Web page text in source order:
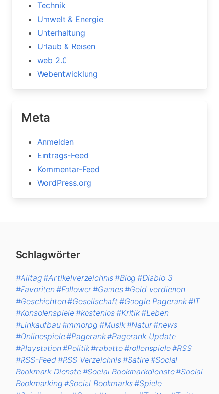
Technik
Umwelt & Energie
Unterhaltung
Urlaub & Reisen
web 2.0
Webentwicklung
Meta
Anmelden
Eintrags-Feed
Kommentar-Feed
WordPress.org
Schlagwörter
#Alltag #Artikelverzeichnis#Blog #Diablo 3
#Favoriten#Follower#Games#Geld verdienen
#Geschichten#Gesellschaft#Google Pagerank#IT
#Konsolenspiele#kostenlos#Kritik#Leben
#Linkaufbau#mmorpg #Musik#Natur#news
#Onlinespiele#Pagerank#Pagerank Update
#Playstation#Politik#rabatte#rollenspiele#RSS
#RSS-Feed#RSS Verzeichnis#Satire#Social
Bookmark Dienste#Social Bookmarkdienste#Social
Bookmarking #Social Bookmarks#Spiele